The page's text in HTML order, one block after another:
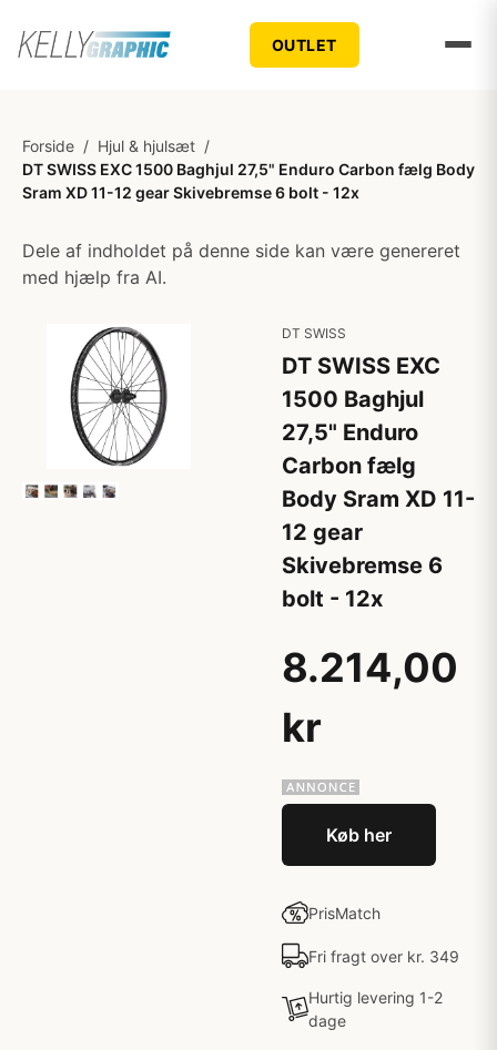
OUTLET
Forside / Hjul & hjulsæt /
DT SWISS EXC 1500 Baghjul 27,5" Enduro Carbon fælg Body
Sram XD 11-12 gear Skivebremse 6 bolt - 12x
Dele af indholdet på denne side kan være genereret
med hjælp fra AI.
DT SWISS
DT SWISS EXC
1500 Baghjul
27,5" Enduro
Carbon fælg
Body Sram XD 11-
12 gear
Skivebremse 6
bolt - 12x
8.214,00
kr
Køb her
PrisMatch
Fri fragt over kr. 349
Hurtig levering 1-2
dage